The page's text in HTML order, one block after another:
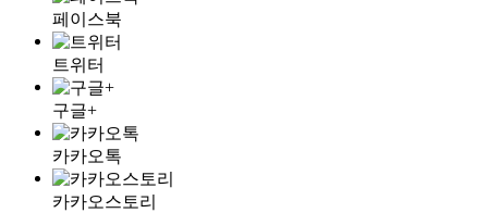
페이스북
트위터
구글+
카카오톡
카카오스토리